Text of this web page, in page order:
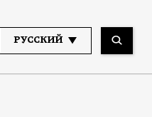
РУССКИЙ